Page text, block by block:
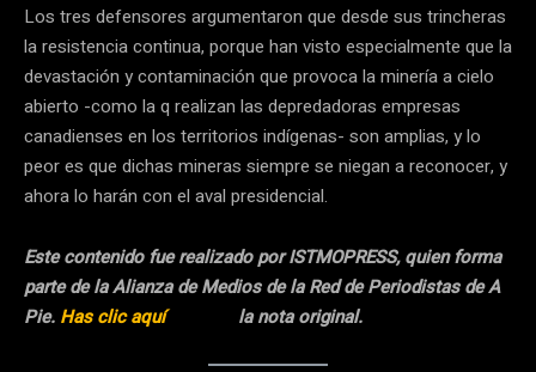
Los tres defensores argumentaron que desde sus trincheras
la resistencia continua, porque han visto especialmente que la
devastación y contaminación que provoca la minería a cielo
abierto -como la q realizan las depredadoras empresas
canadienses en los territorios indígenas- son amplias, y lo
peor es que dichas mineras siempre se niegan a reconocer, y
ahora lo harán con el aval presidencial.
Este contenido fue realizado por ISTMOPRESS, quien forma
parte de la Alianza de Medios de la Red de Periodistas de A
Pie. Has clic aquí la nota original.